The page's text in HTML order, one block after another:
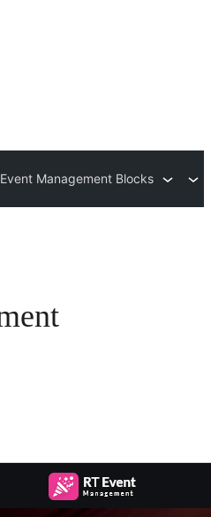
Event Management Blocks